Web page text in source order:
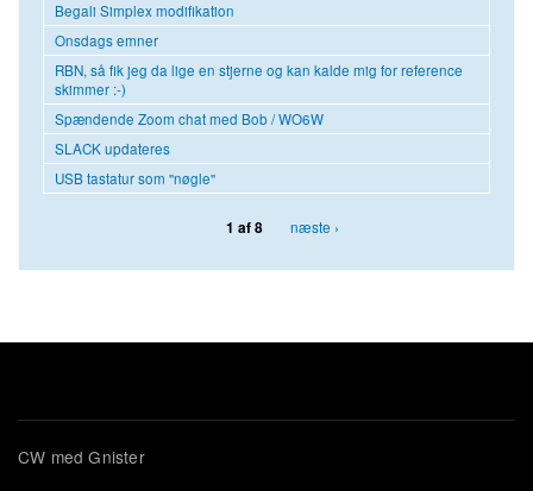
Begali Simplex modifikation
Onsdags emner
RBN, så fik jeg da lige en stjerne og kan kalde mig for reference
skimmer :-)
Spændende Zoom chat med Bob / WO6W
SLACK updateres
USB tastatur som "nøgle"
1 af 8 næste ›
CW med Gnister